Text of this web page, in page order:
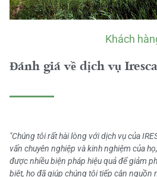
Khách
Đánh giá về dịch vụ
"Chúng tôi rất hài lòng với dịch vụ của
vấn chuyên nghiệp và kinh nghiệm của
được nhiều biện pháp hiệu quả để giảm
biệt, họ đã giúp chúng tôi tiếp cận nguồn